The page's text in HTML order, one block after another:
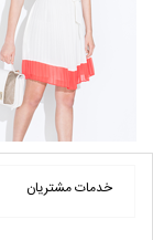
خدمات مشتریان